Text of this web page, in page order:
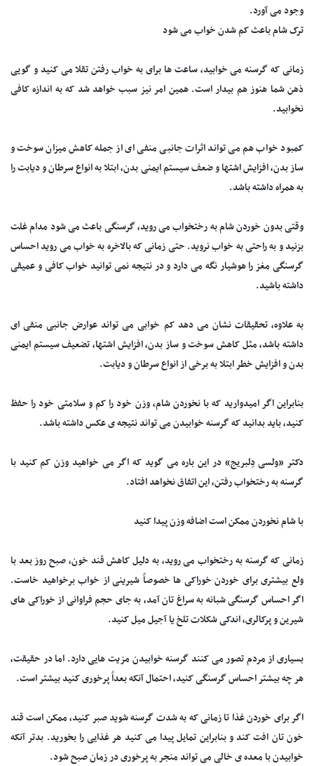
وجود می آورد.
ترک شام باعث کم شدن خواب می شود
زمانی که گرسنه می خوابید، ساعت ها برای به خواب رفتن تقلا می کنید و گویی
ذهن شما هنوز هم بیدار است. همین امر نیز سبب خواهد شد که به اندازه کافی
نخوابید.
کمبود خواب هم می تواند اثرات جانبی منفی ای از جمله کاهش میزان سوخت و
ساز بدن، افزایش اشتها و ضعف سیستم ایمنی بدن، ابتلا به انواع سرطان و دیابت را
به همراه داشته باشد.
وقتی بدون خوردن شام به رختخواب می روید، گرسنگی باعث می شود مدام غلت
بزنید و به راحتی به خواب نروید. حتی زمانی که بالاخره به خواب می روید احساس
گرسنگی مغز را هوشیار نگه می دارد و در نتیجه نمی توانید خواب کافی و عمیقی
داشته باشید.
به علاوه، تحقیقات نشان می دهد کم خوابی می تواند عوارض جانبی منفی ای
داشته باشد، مثل کاهش سوخت و ساز بدن، افزایش اشتها، تضعیف سیستم ایمنی
بدن و افزایش خطر ابتلا به برخی از انواع سرطان و دیابت.
بنابراین اگر امیدوارید که با نخوردن شام، وزن خود را کم و سلامتی خود را حفظ
کنید، باید بدانید که گرسنه خوابیدن می تواند نتیجه ی عکس داشته باشد.
دکتر «ولسی دِلبریج» در این باره می گوید که اگر می خواهید وزن کم کنید با
گرسنه به رختخواب رفتن، این اتفاق نخواهد افتاد.
با شام نخوردن ممکن است اضافه وزن پیدا کنید
زمانی که گرسنه به رختخواب می روید، به دلیل کاهش قند خون، صبح روز بعد با
ولع بیشتری برای خوردن خوراکی ها خصوصاً شیرینی از خواب برخواهید خاست.
اگر احساس گرسنگی شبانه به سراغ تان آمد، به جای حجم فراوانی از خوراکی های
شیرین و پرکالری، اندکی شکلات تلخ یا آجیل میل کنید.
بسیاری از مردم تصور می کنند گرسنه خوابیدن مزیت هایی دارد. اما در حقیقت،
هر چه بیشتر احساس گرسنگی کنید، احتمال آنکه بعداً پرخوری کنید بیشتر است.
اگر برای خوردن غذا تا زمانی که به شدت گرسنه شوید صبر کنید، ممکن است قند
خون تان افت کند و بنابراین تمایل پیدا می کنید هر غذایی را بخورید. بدتر آنکه
خوابیدن با معده ی خالی می تواند منجر به پرخوری در زمان صبح شود.